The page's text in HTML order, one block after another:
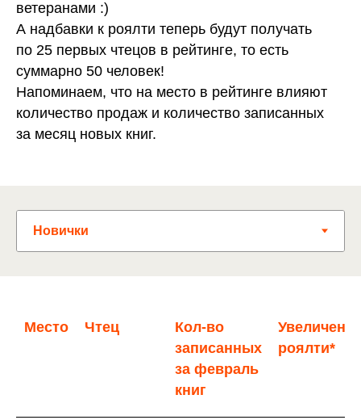
ветеранами :)
А надбавки к роялти теперь будут получать
по 25 первых чтецов в рейтинге, то есть
суммарно 50 человек!
Напоминаем, что на место в рейтинге влияют
количество продаж и количество записанных
за месяц новых книг.
Место Чтец
Кол-во
записанных
за февраль
книг
роялти*